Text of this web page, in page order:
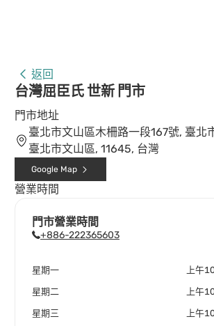
返回
台灣屈臣氏 世新 門市
門市地址
臺北市文山區木柵路一段167號, 臺北
臺北市文山區, 11645, 台灣
Google Map
營業時間
門市營業時間
+886-222365603
星期一 上午
星期二 上午
星期三 上午